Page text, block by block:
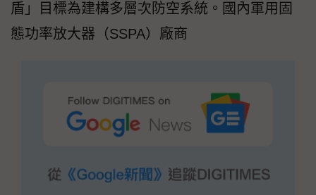
盾」目標為建構多層次防空系統。國內軍用固
態功率放大器（SSPA）廠商